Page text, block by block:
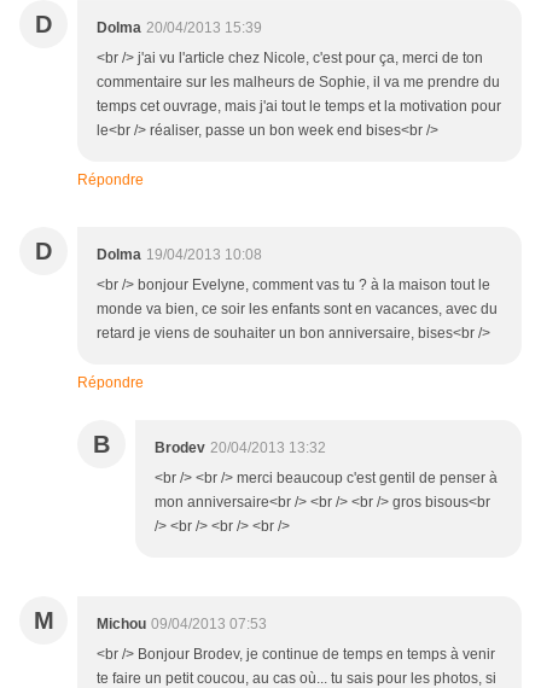
D Dolma 20/04/2013 15:39
<br /> j'ai vu l'article chez Nicole, c'est pour ça, merci de ton
commentaire sur les malheurs de Sophie, il va me prendre du
temps cet ouvrage, mais j'ai tout le temps et la motivation pour
le<br /> réaliser, passe un bon week end bises<br />
Répondre
D Dolma 19/04/2013 10:08
<br /> bonjour Evelyne, comment vas tu ? à la maison tout le
monde va bien, ce soir les enfants sont en vacances, avec du
retard je viens de souhaiter un bon anniversaire, bises<br />
Répondre
B Brodev 20/04/2013 13:32
<br /> <br /> merci beaucoup c'est gentil de penser à
mon anniversaire<br /> <br /> <br /> gros bisous<br
/> <br /> <br /> <br />
M Michou 09/04/2013 07:53
<br /> Bonjour Brodev, je continue de temps en temps à venir
te faire un petit coucou, au cas où... tu sais pour les photos, si